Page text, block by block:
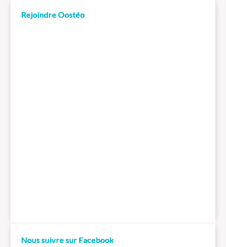
Rejoindre Oostéo
Nous suivre sur Facebook